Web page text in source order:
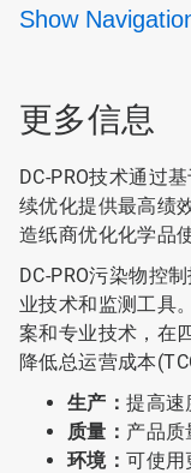
Show
更多信息
DC-PRO技术通过
续优化提供最高绩
造纸商优化化学品
DC-PRO污染物控
业技术和监测工具
案和专业技术，在
降低总运营成本
生产：提高速
质量： 产品质
环境：可使用